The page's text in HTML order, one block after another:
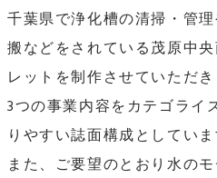
千葉県で浄化槽の清掃・管
搬などをされている茂原中
レットを制作させていただき
3つの事業内容をカテゴライ
りやすい誌面構成としていま
また、ご要望のとおり水の